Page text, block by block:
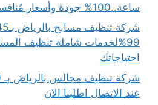
ساعة..100% جودة وأسعار مُنافسة
99%لخدمات شاملة تنظيف
احتياجاتك
عند الاتصال اطلبنا الان